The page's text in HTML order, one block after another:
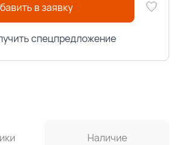
в заявку
спецпредложение
Наличие